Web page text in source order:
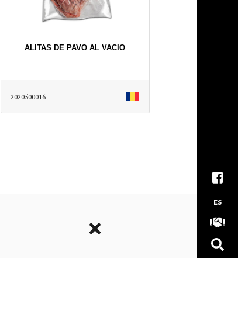
ES
ALITAS DE PAVO AL VACIO
2020500016